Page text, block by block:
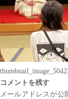
コメントを残す
メールアドレスが公